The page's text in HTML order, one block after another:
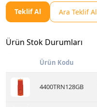
Teklif Al Ara Teklif Al
Ürün Stok Durumları
Ürün Kodu
4400TRN128GB